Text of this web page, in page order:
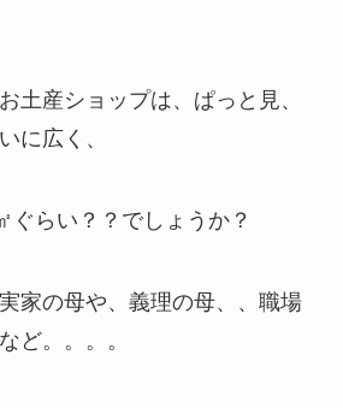
土産ショップは、ぱっと見、
に広く、
ぐらい？？でしょうか？
家の母や、義理の母、、職場
ど。。。。